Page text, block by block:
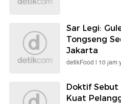
Sar Legi:
Tongseng
Jakarta
detikFood | 10 jam
Doktif Sebut
Kuat